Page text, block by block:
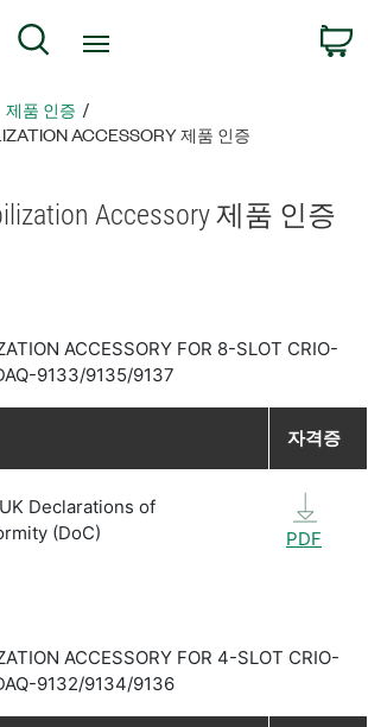
내 계정 검색
제품 인증
ACCESSORY 제품 인증
Accessory 제품 인증
ACCESSORY FOR 8-SLOT CRIO-
9133/9135/9137
자격증
Declarations of
(DoC)
PDF
ACCESSORY FOR 4-SLOT CRIO-
9132/9134/9136